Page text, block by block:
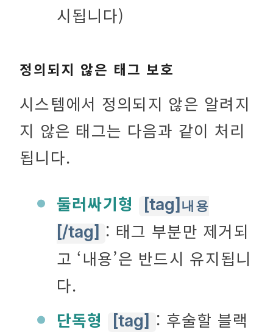
시됩니다)
정의되지 않은 태그 보호
시스템에서 정의되지 않은 알려지
지 않은 태그는 다음과 같이 처리
됩니다.
둘러싸기형 [tag] 내용
[/tag] : 태그 부분만 제거되
고 ‘내용’은 반드시 유지됩니
다.
단독형
[tag] : 후술할 블랙